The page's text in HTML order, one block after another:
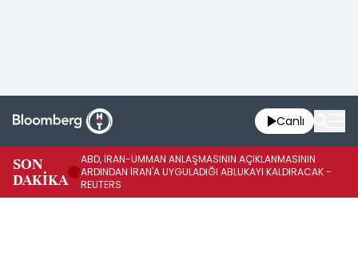
Canlı
SON
DAKİKA
ABD, İRAN-UMMAN ANLAŞMASININ AÇIKLANMASININ
ARDINDAN İRAN'A UYGULADIĞI ABLUKAYI KALDIRACAK -
REUTERS